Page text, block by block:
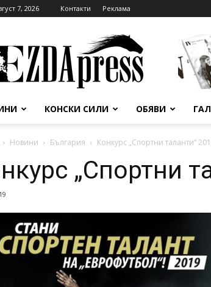
7, 2026 Контакти Реклама
КОНСКИ СИЛИ ОБЯВИ
Новини България Конкурс „Спортни таланти“
„Спортни